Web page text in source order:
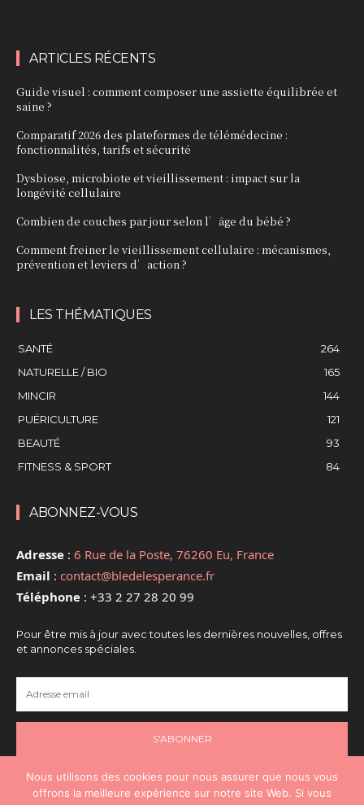
ARTICLES RÉCENTS
Guide visuel : comment composer une assiette équilibrée et
saine ?
Comparatif 2026 des plateformes de télémédecine :
fonctionnalités, tarifs et sécurité
Dysbiose, microbiote et vieillissement : impact sur la
longévité cellulaire
Combien de couches par jour selon l’âge du bébé ?
Comment freiner le vieillissement cellulaire : mécanismes,
prévention et leviers d’action ?
LES THÉMATIQUES
SANTÉ
264
NATURELLE / BIO
165
MINCIR
144
PUÉRICULTURE
121
BEAUTÉ
93
FITNESS & SPORT
84
ABONNEZ-VOUS
Adresse : 6 Rue de la Poste, 76260 Eu, France
Email : contact@bledelesperance.fr
Téléphone : +33 2 27 28 20 99
Pour être mis à jour avec toutes les dernières nouvelles, offres
et annonces spéciales.
S'ABONNER
Nous utilisons des cookies pour nous assurer que nous vous
offrons la meilleure expérience sur notre site Web. Si vous